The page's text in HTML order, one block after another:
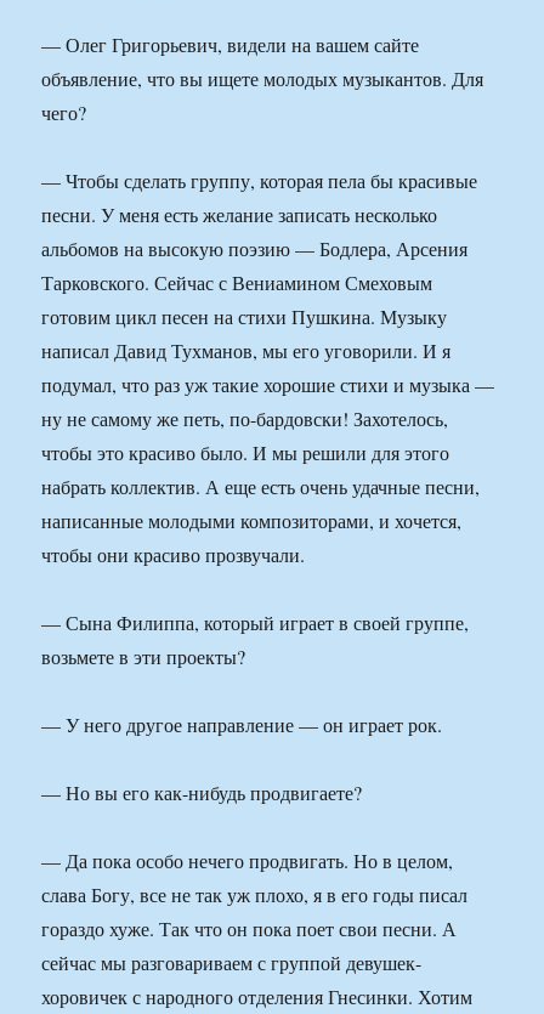
— Олег Григорьевич, видели на вашем сайте
объявление, что вы ищете молодых музыкантов. Для
чего?
— Чтобы сделать группу, которая пела бы красивые
песни. У меня есть желание записать несколько
альбомов на высокую поэзию — Бодлера, Арсения
Тарковского. Сейчас с Вениамином Смеховым
готовим цикл песен на стихи Пушкина. Музыку
написал Давид Тухманов, мы его уговорили. И я
подумал, что раз уж такие хорошие стихи и музыка —
ну не самому же петь, по-бардовски! Захотелось,
чтобы это красиво было. И мы решили для этого
набрать коллектив. А еще есть очень удачные песни,
написанные молодыми композиторами, и хочется,
чтобы они красиво прозвучали.
— Сына Филиппа, который играет в своей группе,
возьмете в эти проекты?
— У него другое направление — он играет рок.
— Но вы его как-нибудь продвигаете?
— Да пока особо нечего продвигать. Но в целом,
слава Богу, все не так уж плохо, я в его годы писал
гораздо хуже. Так что он пока поет свои песни. А
сейчас мы разговариваем с группой девушек-
хоровичек с народного отделения Гнесинки. Хотим